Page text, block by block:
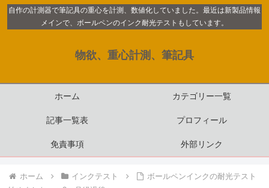
自作の計測器で筆記具の重心を計測、数値化していました。最近は新製品情報
メインで、ボールペンのインク耐光テストもしています。
物欲、重心計測、筆記具
ホーム カテゴリー一覧
記事一覧表 プロフィール
免責事項 外部リンク
ホーム インクテスト
ボールペンインクの耐光テスト